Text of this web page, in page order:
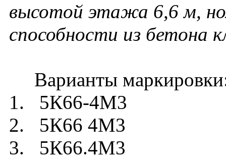
высотой этажа 6,6 м,
способности из бетона
Варианты
1. 5К66-4М3
2. 5К66 4М3
3. 5К66.4М3